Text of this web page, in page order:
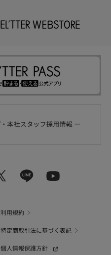
利用規約
特定商取引法に基づく表記
個人情報保護方針